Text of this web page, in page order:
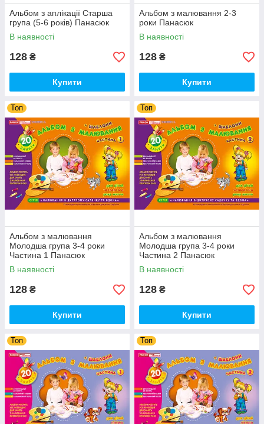
Альбом з аплікації Старша
група (5-6 років) Панасюк
В наявності
128 ₴
Купити
Альбом з малювання 2-3
роки Панасюк
В наявності
128 ₴
Купити
Топ
Альбом з малювання
Молодша група 3-4 роки
Частина 1 Панасюк
В наявності
128 ₴
Купити
Топ
Альбом з малювання
Молодша група 3-4 роки
Частина 2 Панасюк
В наявності
128 ₴
Купити
Топ Топ